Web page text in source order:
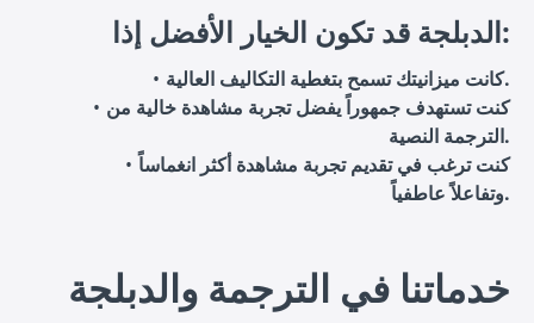
الدبلجة قد تكون الخيار الأفضل إذا:
كانت ميزانيتك تسمح بتغطية التكاليف العالية.
كنت تستهدف جمهوراً يفضل تجربة مشاهدة خالية من
الترجمة النصية.
كنت ترغب في تقديم تجربة مشاهدة أكثر انغماساً
وتفاعلاً عاطفياً.
خدماتنا في الترجمة والدبلجة